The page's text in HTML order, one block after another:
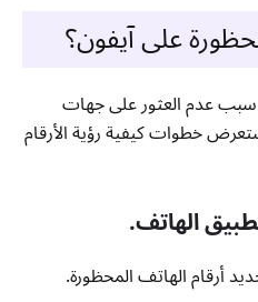
على آيفون؟
سبب عدم العثور على جهات
خطوات كيفية رؤية الأرقام
الهاتف.
أرقام الهاتف المحظورة.